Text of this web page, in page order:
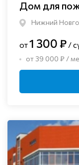
Дом для
Нижний
от1 300 ₽ /
от 39 000 ₽ /